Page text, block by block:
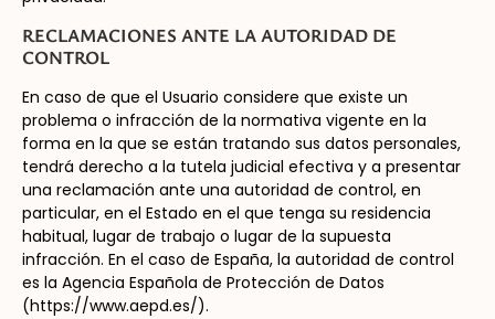
RECLAMACIONES ANTE LA AUTORIDAD DE
CONTROL
En caso de que el Usuario considere que existe un
problema o infracción de la normativa vigente en la
forma en la que se están tratando sus datos personales,
tendrá derecho a la tutela judicial efectiva y a presentar
una reclamación ante una autoridad de control, en
particular, en el Estado en el que tenga su residencia
habitual, lugar de trabajo o lugar de la supuesta
infracción. En el caso de España, la autoridad de control
es la Agencia Española de Protección de Datos
(https://www.aepd.es/).